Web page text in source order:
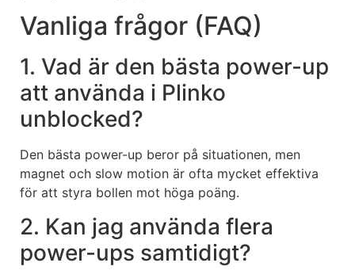
Vanliga frågor (FAQ)
1. Vad är den bästa power-up
att använda i Plinko
unblocked?
Den bästa power-up beror på situationen, men
magnet och slow motion är ofta mycket effektiva
för att styra bollen mot höga poäng.
2. Kan jag använda flera
power-ups samtidigt?